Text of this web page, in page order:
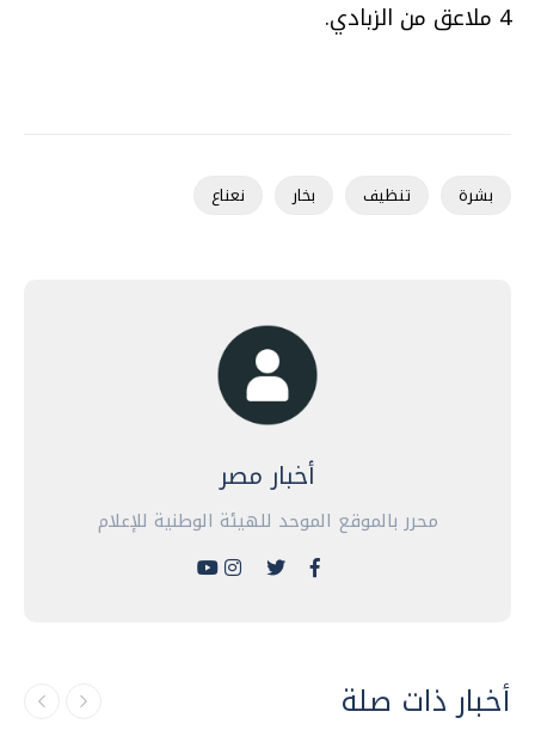
4 ملاعق من الزبادي.
بشرة تنظيف بخار نعناع
أخبار مصر
محرر بالموقع الموحد للهيئة الوطنية للإعلام
أخبار ذات صلة